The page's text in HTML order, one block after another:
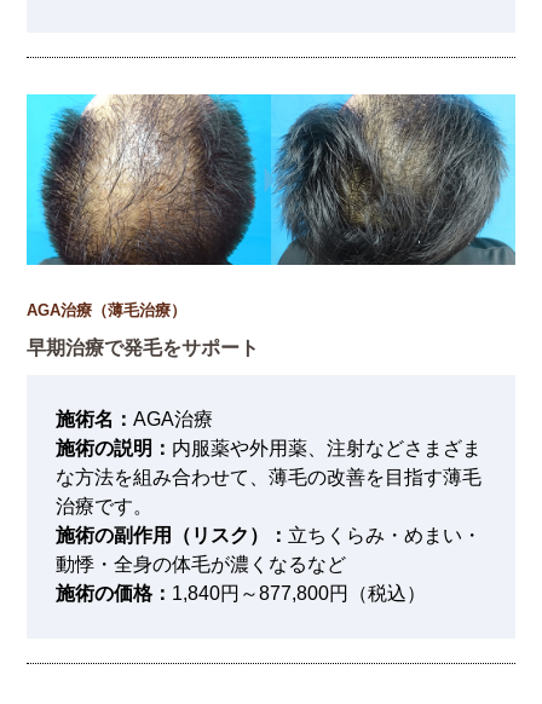
AGA治療（薄毛治療）
早期治療で発毛をサポート
施術名：AGA治療
施術の説明： 内服薬や外用薬、注射などさまざま
な方法を組み合わせて、薄毛の改善を目指す薄毛
治療です。
施術の副作用（リスク）： 立ちくらみ・めまい・
動悸・全身の体毛が濃くなるなど
施術の価格： 1,840円～877,800円（税込）